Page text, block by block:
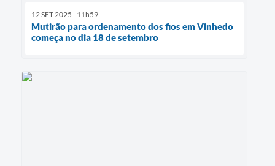
12 SET 2025 - 11h59
Mutirão para ordenamento dos fios em Vinhedo
começa no dia 18 de setembro